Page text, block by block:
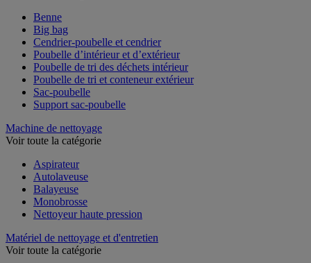
Benne
Big bag
Cendrier-poubelle et cendrier
Poubelle d’intérieur et d’extérieur
Poubelle de tri des déchets intérieur
Poubelle de tri et conteneur extérieur
Sac-poubelle
Machine de nettoyage
Aspirateur
Autolaveuse
Balayeuse
Monobrosse
Matériel de nettoyage et d'entretien